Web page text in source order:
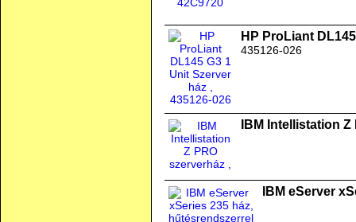
HP ProLiant
435126-026
IBM Intellistation
IBM eServer